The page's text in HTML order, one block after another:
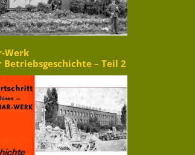
Werk
Betriebsgeschichte – Teil 2